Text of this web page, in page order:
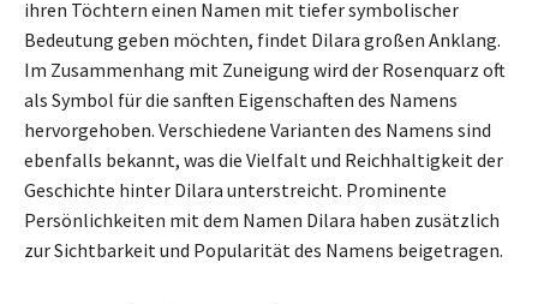
ihren Töchtern einen Namen mit tiefer symbolischer
Bedeutung geben möchten, findet Dilara großen Anklang.
Im Zusammenhang mit Zuneigung wird der Rosenquarz oft
als Symbol für die sanften Eigenschaften des Namens
hervorgehoben. Verschiedene Varianten des Namens sind
ebenfalls bekannt, was die Vielfalt und Reichhaltigkeit der
Geschichte hinter Dilara unterstreicht. Prominente
Persönlichkeiten mit dem Namen Dilara haben zusätzlich
zur Sichtbarkeit und Popularität des Namens beigetragen.